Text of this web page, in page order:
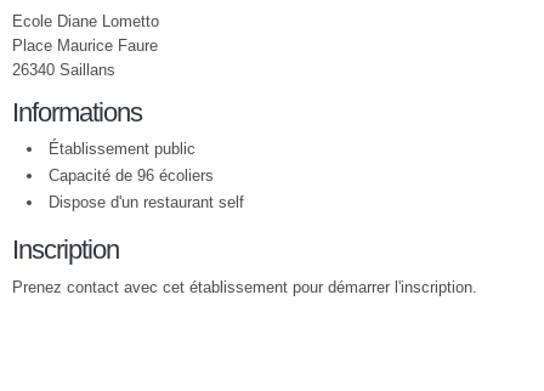
Ecole Diane Lometto
Place Maurice Faure
26340 Saillans
Informations
Établissement public
Capacité de 96 écoliers
Dispose d'un restaurant self
Inscription
Prenez contact avec cet établissement pour démarrer l'inscription.